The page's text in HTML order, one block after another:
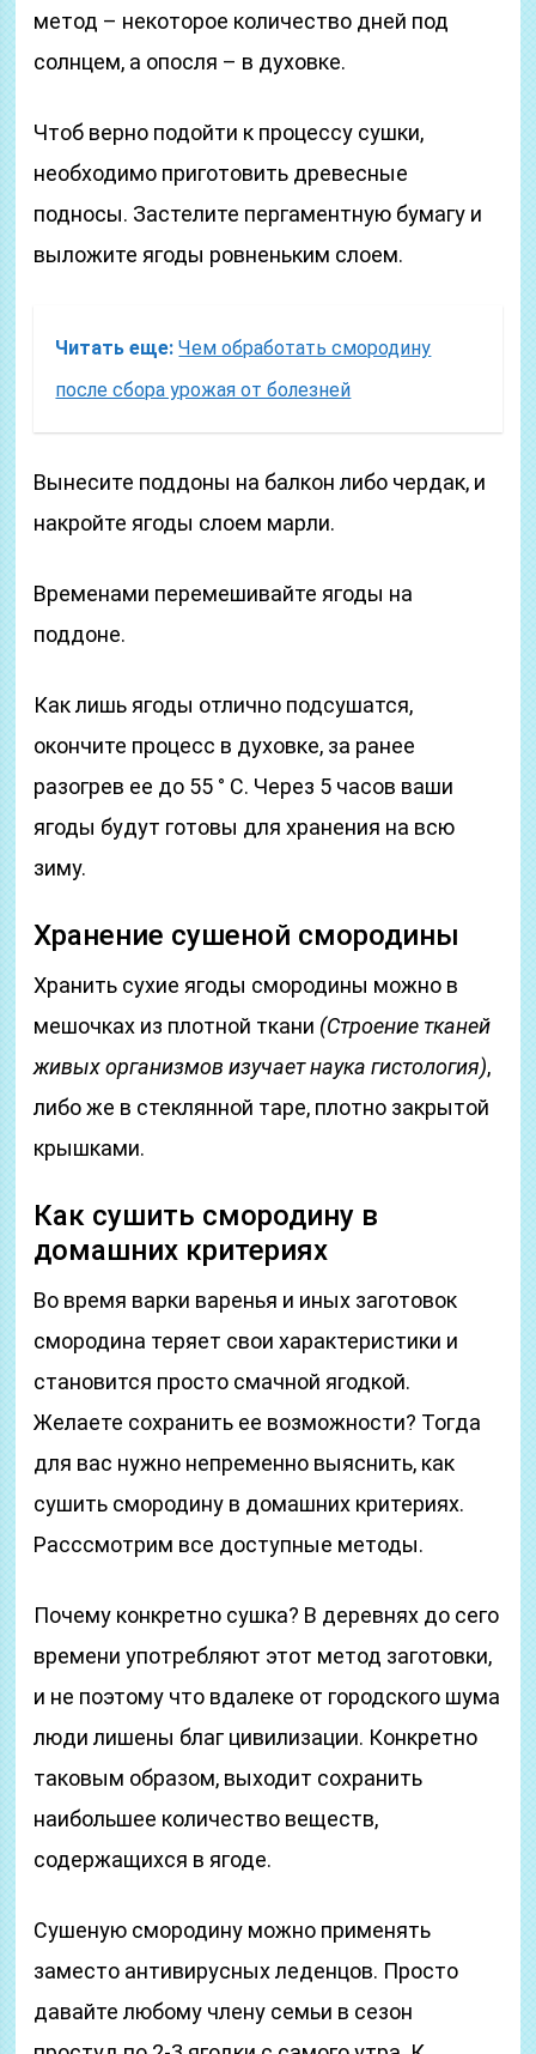
метод – некоторое количество дней под
солнцем, а опосля – в духовке.
Чтоб верно подойти к процессу сушки,
необходимо приготовить древесные
подносы. Застелите пергаментную бумагу и
выложите ягоды ровненьким слоем.
Читать еще: Чем обработать смородину
после сбора урожая от болезней
Вынесите поддоны на балкон либо чердак, и
накройте ягоды слоем марли.
Временами перемешивайте ягоды на
поддоне.
Как лишь ягоды отлично подсушатся,
окончите процесс в духовке, за ранее
разогрев ее до 55 ° С. Через 5 часов ваши
ягоды будут готовы для хранения на всю
зиму.
Хранение сушеной смородины
Хранить сухие ягоды смородины можно в
мешочках из плотной ткани (Строение тканей
живых организмов изучает наука гистология),
либо же в стеклянной таре, плотно закрытой
крышками.
Как сушить смородину в
домашних критериях
Во время варки варенья и иных заготовок
смородина теряет свои характеристики и
становится просто смачной ягодкой.
Желаете сохранить ее возможности? Тогда
для вас нужно непременно выяснить, как
сушить смородину в домашних критериях.
Расссмотрим все доступные методы.
Почему конкретно сушка? В деревнях до сего
времени употребляют этот метод заготовки,
и не поэтому что вдалеке от городского шума
люди лишены благ цивилизации. Конкретно
таковым образом, выходит сохранить
наибольшее количество веществ,
содержащихся в ягоде.
Сушеную смородину можно применять
заместо антивирусных леденцов. Просто
давайте любому члену семьи в сезон